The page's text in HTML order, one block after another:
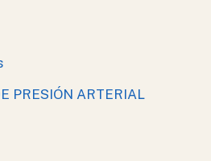
PRESIÓN ARTERIAL